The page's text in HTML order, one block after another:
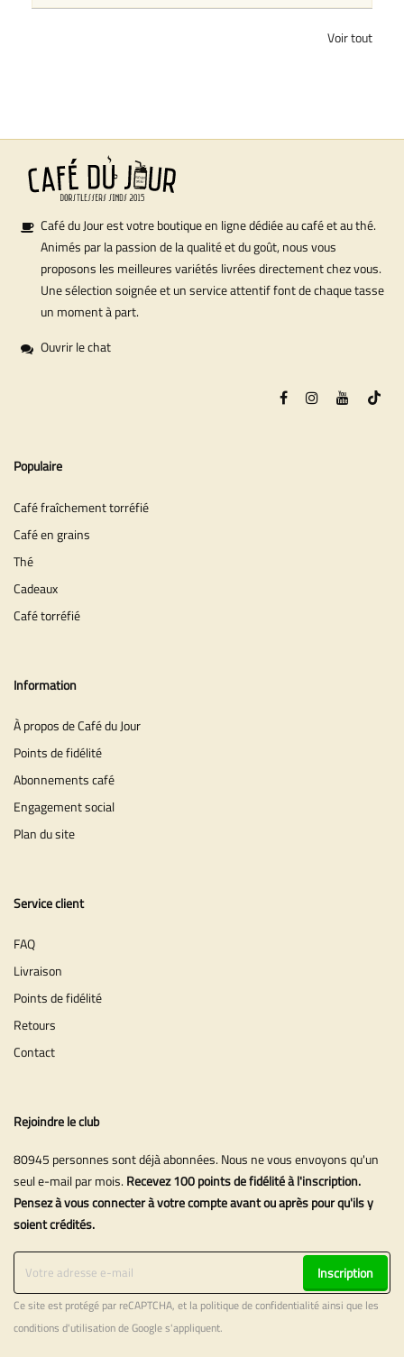
Voir tout
Café du Jour est votre boutique en ligne dédiée au café et au thé.
Animés par la passion de la qualité et du goût, nous vous
proposons les meilleures variétés livrées directement chez vous.
Une sélection soignée et un service attentif font de chaque tasse
un moment à part.
Ouvrir le chat
Populaire
Café fraîchement torréfié
Café en grains
Thé
Cadeaux
Café torréfié
Information
À propos de Café du Jour
Points de fidélité
Abonnements café
Engagement social
Plan du site
Service client
FAQ
Livraison
Points de fidélité
Retours
Contact
Rejoindre le club
80945 personnes sont déjà abonnées. Nous ne vous envoyons qu'un
seul e-mail par mois. Recevez 100 points de fidélité à l'inscription.
Pensez à vous connecter à votre compte avant ou après pour qu'ils y
soient crédités.
Inscription
Ce site est protégé par reCAPTCHA, et la politique de confidentialitéainsi que les
conditions d'utilisationde Google s'appliquent.